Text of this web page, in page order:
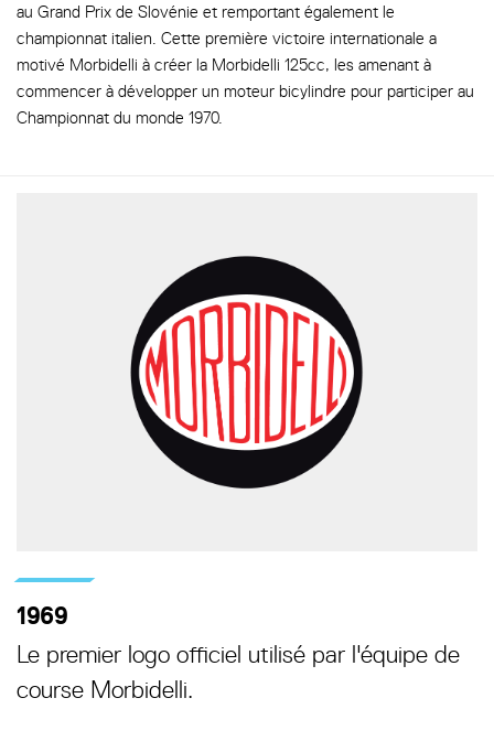
au Grand Prix de Slovénie et remportant également le
championnat italien. Cette première victoire internationale a
motivé Morbidelli à créer la Morbidelli 125cc, les amenant à
commencer à développer un moteur bicylindre pour participer au
Championnat du monde 1970.
1969
Le premier logo officiel utilisé par l'équipe de
course Morbidelli.